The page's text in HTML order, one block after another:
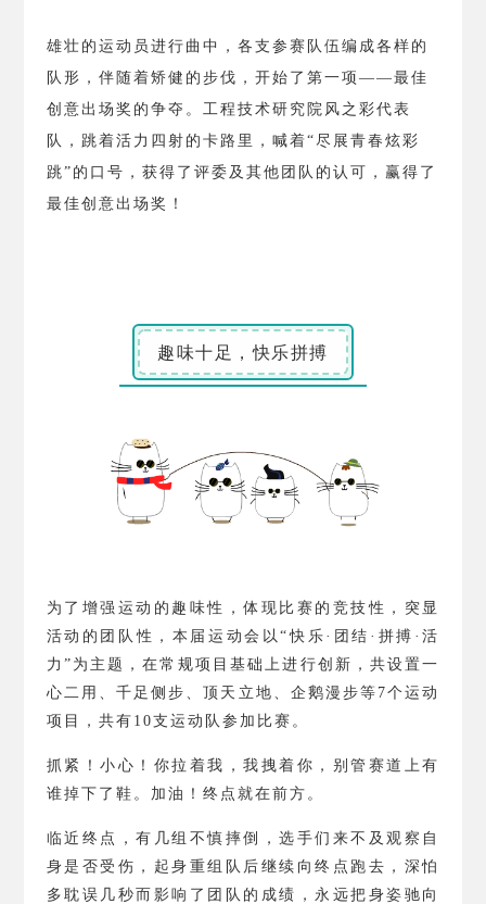
雄壮的运动员进行曲中，各支参赛队伍编成各样的
队形，伴随着矫健的步伐，开始了第一项——最佳
创意出场奖的争夺。工程技术研究院风之彩代表
队，跳着活力四射的卡路里，喊着“尽展青春炫彩
跳”的口号，获得了评委及其他团队的认可，赢得了
最佳创意出场奖！
趣味十足，快乐拼搏
为了增强运动的趣味性，体现比赛的竞技性，突显
活动的团队性，本届运动会以“快乐·团结·拼搏·活
力”为主题，在常规项目基础上进行创新，共设置一
心二用、千足侧步、顶天立地、企鹅漫步等 7个运动
项目，共有 10支运动队参加比赛。
抓紧！小心！你拉着我，我拽着你，别管赛道上有
谁掉下了鞋。加油！终点就在前方。
临近终点，有几组不慎摔倒，选手们来不及观察自
身是否受伤，起身重组队后继续向终点跑去，深怕
多耽误几秒而影响了团队的成绩，永远把身姿驰向